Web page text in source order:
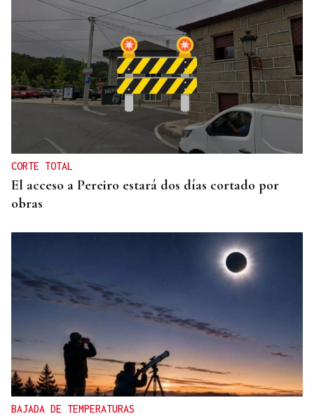
INVESTIGACIÓN
Una nueva tecnología utiliza la IA para optimizar
cultivos
CORTE TOTAL
El acceso a Pereiro estará dos días cortado por
obras
BAJADA DE TEMPERATURAS